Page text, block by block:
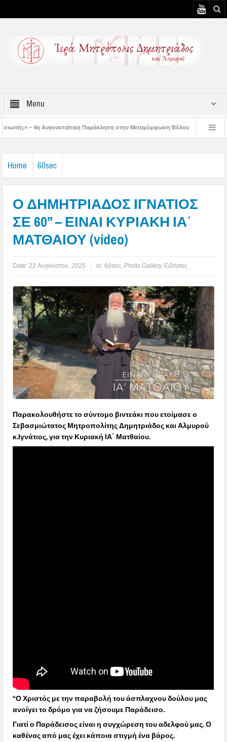
Menu
Παράκληση στην Μεταμόρφωση Βόλου Επίσκεψη του Δ/ντού της Β/
Home 60sec
Ο ΔΗΜΗΤΡΙΑΔΟΣ ΙΓΝΑΤΙΟΣ
ΣΕ 60’’ – ΕΙΝΑΙ ΚΥΡΙΑΚΗ ΙΑ΄
ΜΑΤΘΑΙΟΥ (video)
Date: 22 Αυγούστου, 2025 in:60sec Photo Gallery, Ειδήσεις
Παρακολουθήστε το σύντομο βιντεάκι που ετοίμασε ο
Σεβασμιώτατος Μητροπολίτης Δημητριάδος και Αλμυρού
κ.Ιγνάτιος, για την Κυριακή ΙΑ΄ Ματθαίου.
“Ο Χριστός με την παραβολή του άσπλαχνου δούλου μας
ανοίγει το δρόμο για να ζήσουμε Παράδεισο.
Γιατί ο Παράδεισος είναι η συγχώρεση του αδελφού μας. Ο
καθένας από μας έχει κάποια στιγμή ένα βάρος.